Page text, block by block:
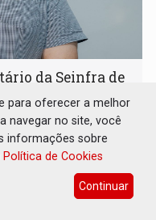
da Seinfra de
10:37
à frente da pasta por
para oferecer a melhor
navegar no site, você
informações sobre
Política de Cookies
Continuar